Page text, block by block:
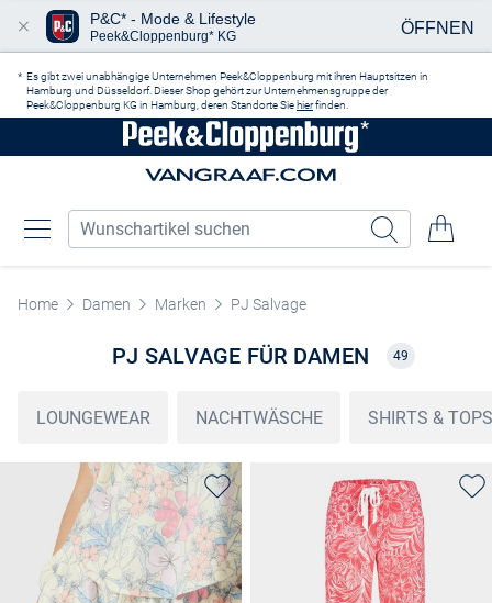
Es gibt zwei unabhängige Unternehmen Peek&Cloppenburg mit ihren Hauptsitzen in
Hamburg und Düsseldorf. Dieser Shop gehört zur Unternehmensgruppe der
Peek&Cloppenburg KG in Hamburg, deren Standorte Sie hierfinden.
Home Damen Marken PJ Salvage
PJ SALVAGE FÜR DAMEN 49
LOUNGEWEAR NACHTWÄSCHE SHIRTS & TOPS
P&C* - Mode & Lifestyle
Peek&Cloppenburg* KG ÖFFNEN